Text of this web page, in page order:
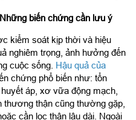
biến chứng cần lưu ý
kiểm soát kịp thời và hiệu
nghiêm trọng, ảnh hưởng đến
cuộc sống. Hậu quả của
chứng phổ biến như: tổn
áp, xơ vữa động mạch,
thận cũng thường gặp,
cần lọc thận lâu dài. Ngoài